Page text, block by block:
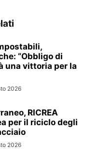
“Obbligo di
una vittoria per la
2026
RICREA
per il riciclo degli
2026